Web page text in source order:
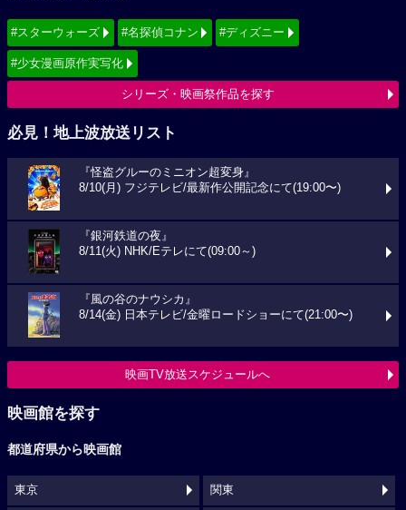
#スターウォーズ #名探偵コナン #ディズニー
#少女漫画原作実写化
シリーズ・映画祭作品を探す
必見！地上波放送リスト
『怪盗グルーのミニオン超変身』
8/10(月) フジテレビ/最新作公開記念にて(19:00〜)
『銀河鉄道の夜』
8/11(火) NHK/Eテレにて(09:00～)
『風の谷のナウシカ』
8/14(金) 日本テレビ/金曜ロードショーにて(21:00〜)
映画TV放送スケジュールへ
映画館を探す
都道府県から映画館
東京 関東